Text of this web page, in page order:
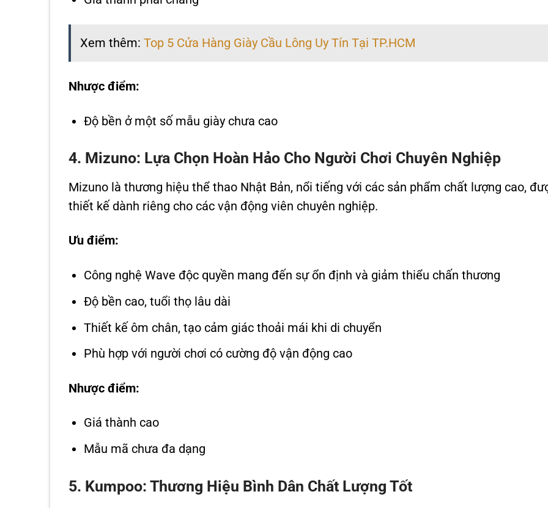
Xem thêm: Top 5 Cửa Hàng Giày Cầu Lông Uy Tín Tại TP.HCM
Nhược điểm:
Độ bền ở một số mẫu giày chưa cao
4. Mizuno: Lựa Chọn Hoàn Hảo Cho Người Chơi Chuyên Nghiệp
Mizuno là thương hiệu thể thao Nhật Bản, nổi tiếng với các sản phẩm chất lượng cao,
thiết kế dành riêng cho các vận động viên chuyên nghiệp.
Ưu điểm:
Công nghệ Wave độc quyền mang đến sự ổn định và giảm thiểu chấn thương
Độ bền cao, tuổi thọ lâu dài
Thiết kế ôm chân, tạo cảm giác thoải mái khi di chuyển
Phù hợp với người chơi có cường độ vận động cao
Nhược điểm:
Giá thành cao
Mẫu mã chưa đa dạng
5. Kumpoo: Thương Hiệu Bình Dân Chất Lượng Tốt